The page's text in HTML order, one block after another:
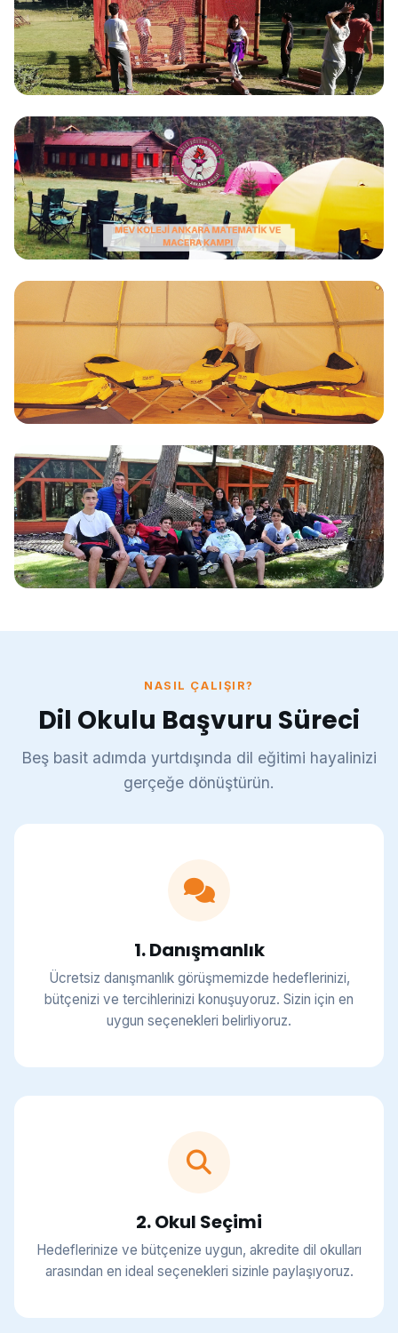
İrlanda
Dublin, Cork, Galway
Malta
Valletta, St. Julian's, Sliema
Polonya
Varşova, Krakow, Wroclaw
NASIL ÇALIŞIR?
Dil Okulu Başvuru Süreci
Beş basit adımda yurtdışında dil eğitimi hayalinizi
gerçeğe dönüştürün.
1. Danışmanlık
Ücretsiz danışmanlık görüşmemizde hedeflerinizi,
bütçenizi ve tercihlerinizi konuşuyoruz. Sizin için en
uygun seçenekleri belirliyoruz.
2. Okul Seçimi
Hedeflerinize ve bütçenize uygun, akredite dil okulları
arasından en ideal seçenekleri sizinle paylaşıyoruz.